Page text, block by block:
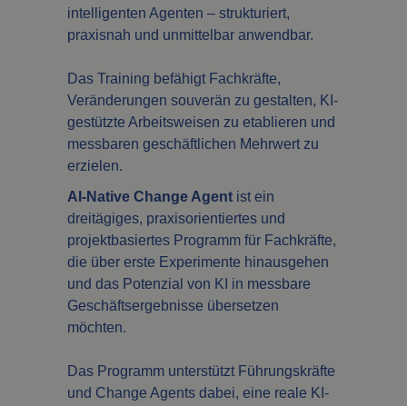
intelligenten Agenten – strukturiert,
praxisnah und unmittelbar anwendbar.
Das Training befähigt Fachkräfte,
Veränderungen souverän zu gestalten, KI-
gestützte Arbeitsweisen zu etablieren und
messbaren geschäftlichen Mehrwert zu
erzielen.
AI-Native Change Agent ist ein
dreitägiges, praxisorientiertes und
projektbasiertes Programm für Fachkräfte,
die über erste Experimente hinausgehen
und das Potenzial von KI in messbare
Geschäftsergebnisse übersetzen
möchten.
Das Programm unterstützt Führungskräfte
und Change Agents dabei, eine reale KI-